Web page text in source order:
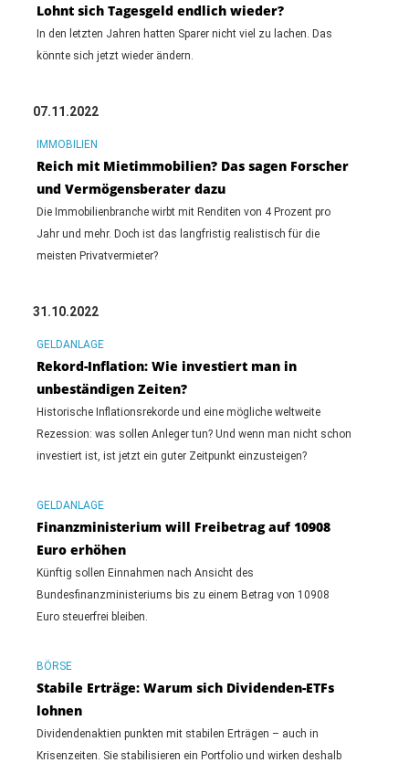
Lohnt sich Tagesgeld endlich wieder?
In den letzten Jahren hatten Sparer nicht viel zu lachen. Das
könnte sich jetzt wieder ändern.
07.11.2022
IMMOBILIEN
Reich mit Mietimmobilien? Das sagen Forscher
und Vermögensberater dazu
Die Immobilienbranche wirbt mit Renditen von 4 Prozent pro
Jahr und mehr. Doch ist das langfristig realistisch für die
meisten Privatvermieter?
31.10.2022
GELDANLAGE
Rekord-Inflation: Wie investiert man in
unbeständigen Zeiten?
Historische Inflationsrekorde und eine mögliche weltweite
Rezession: was sollen Anleger tun? Und wenn man nicht schon
investiert ist, ist jetzt ein guter Zeitpunkt einzusteigen?
GELDANLAGE
Finanzministerium will Freibetrag auf 10908
Euro erhöhen
Künftig sollen Einnahmen nach Ansicht des
Bundesfinanzministeriums bis zu einem Betrag von 10908
Euro steuerfrei bleiben.
BÖRSE
Stabile Erträge: Warum sich Dividenden-ETFs
lohnen
Dividendenaktien punkten mit stabilen Erträgen – auch in
Krisenzeiten. Sie stabilisieren ein Portfolio und wirken deshalb